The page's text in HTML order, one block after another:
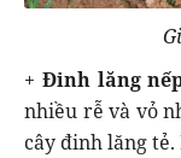
+ Đinh lăng
nhiều rễ và vỏ
cây đinh lăng